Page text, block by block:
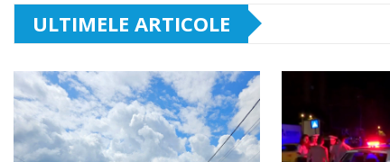
ULTIMELE ARTICOLE